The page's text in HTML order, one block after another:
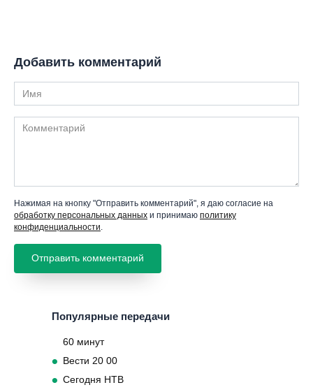
Добавить комментарий
Имя
Комментарий
Нажимая на кнопку "Отправить комментарий", я даю согласие на
обработку персональных данных и принимаю политику
конфиденциальности
Популярные передачи
60 минут
Вести 20 00
Сегодня НТВ